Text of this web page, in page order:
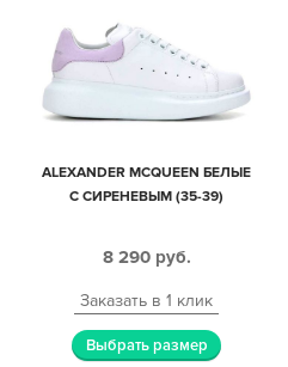
ALEXANDER MCQUEEN БЕЛЫЕ
С СИРЕНЕВЫМ (35-39)
8 290 руб.
Заказать в 1 клик
Выбрать размер